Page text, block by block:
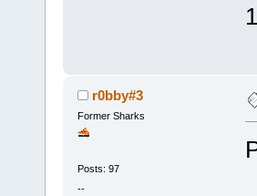
r0bby#3
Former Sharks
Posts: 97
--